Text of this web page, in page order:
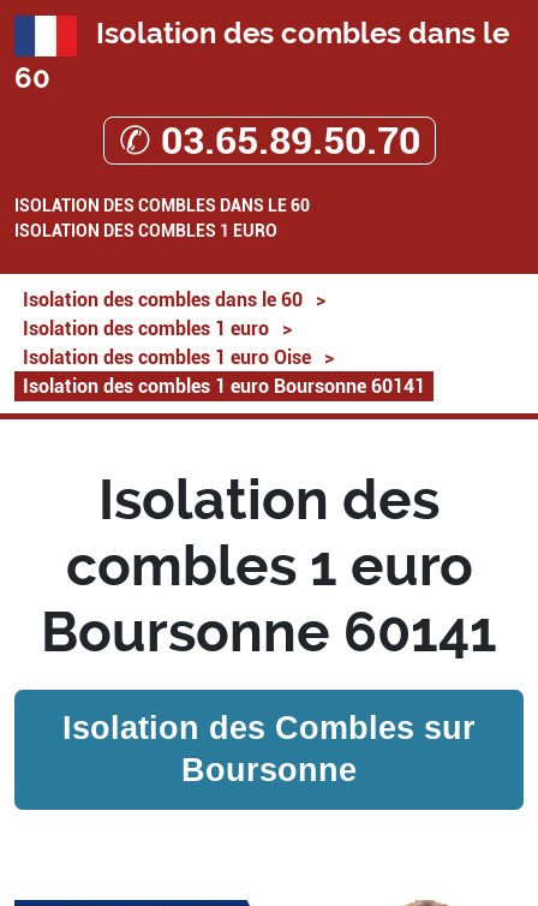
Isolation des combles dans le
60
✆ 03.65.89.50.70
ISOLATION DES COMBLES DANS LE 60
ISOLATION DES COMBLES 1 EURO
Isolation des combles dans le 60
>
Isolation des combles 1 euro
>
Isolation des combles 1 euro Oise
>
Isolation des combles 1 euro Boursonne 60141
Isolation des
combles 1 euro
Boursonne 60141
Isolation des Combles sur
Boursonne